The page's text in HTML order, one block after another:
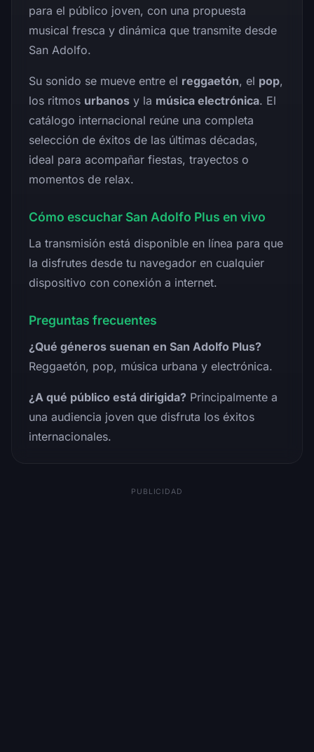
para el público joven, con una propuesta
musical fresca y dinámica que transmite desde
San Adolfo.
Su sonido se mueve entre el reggaetón, el pop,
los ritmos urbanos y la música electrónica. El
catálogo internacional reúne una completa
selección de éxitos de las últimas décadas,
ideal para acompañar fiestas, trayectos o
momentos de relax.
Cómo escuchar San Adolfo Plus en vivo
La transmisión está disponible en línea para que
la disfrutes desde tu navegador en cualquier
dispositivo con conexión a internet.
Preguntas frecuentes
¿Qué géneros suenan en San Adolfo Plus?
Reggaetón, pop, música urbana y electrónica.
¿A qué público está dirigida? Principalmente a
una audiencia joven que disfruta los éxitos
internacionales.
PUBLICIDAD